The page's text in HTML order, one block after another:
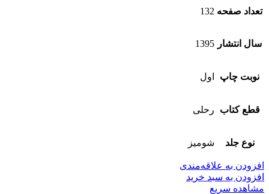
تعداد صفحه 132
سال انتشار 1395
نوبت چاپ اول
قطع کتاب رحلی
نوع جلد شومیز
افزودن به علاقه‌مندی
افزودن به سبد خرید
مشاهده سریع